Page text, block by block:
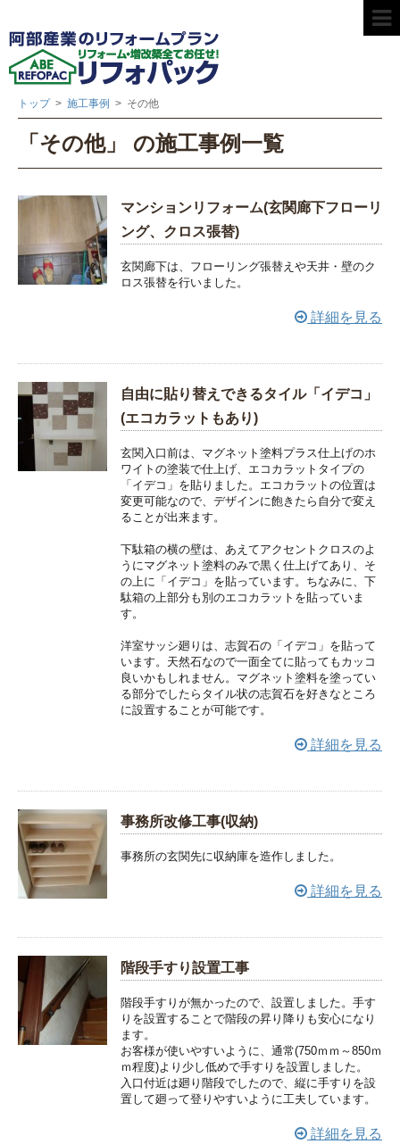
トップ> 施工事例 > その他
「その他」 の施工事例一覧
マンションリフォーム(玄関廊下フローリ
ング、クロス張替)
玄関廊下は、フローリング張替えや天井・壁のク
ロス張替を行いました。
詳細を見る
自由に貼り替えできるタイル「イデコ」
(エコカラットもあり)
玄関入口前は、マグネット塗料プラス仕上げのホ
ワイトの塗装で仕上げ、エコカラットタイプの
「イデコ」を貼りました。エコカラットの位置は
変更可能なので、デザインに飽きたら自分で変え
ることが出来ます。
下駄箱の横の壁は、あえてアクセントクロスのよ
うにマグネット塗料のみで黒く仕上げてあり、そ
の上に「イデコ」を貼っています。ちなみに、下
駄箱の上部分も別のエコカラットを貼っていま
す。
洋室サッシ廻りは、志賀石の「イデコ」を貼って
います。天然石なので一面全てに貼ってもカッコ
良いかもしれません。マグネット塗料を塗ってい
る部分でしたらタイル状の志賀石を好きなところ
に設置することが可能です。
詳細を見る
事務所改修工事(収納)
事務所の玄関先に収納庫を造作しました。
詳細を見る
階段手すり設置工事
階段手すりが無かったので、設置しました。手す
りを設置することで階段の昇り降りも安心になり
ます。
お客様が使いやすいように、通常(750ｍｍ～850ｍ
ｍ程度)より少し低めで手すりを設置しました。
入口付近は廻り階段でしたので、縦に手すりを設
置して廻って登りやすいように工夫しています。
詳細を見る